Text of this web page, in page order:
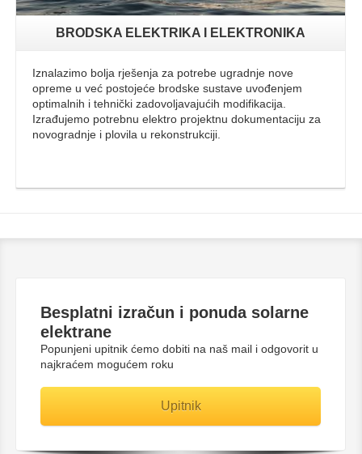
BRODSKA ELEKTRIKA I ELEKTRONIKA
Iznalazimo bolja rješenja za potrebe ugradnje nove
opreme u već postojeće brodske sustave uvođenjem
optimalnih i tehnički zadovoljavajućih modifikacija.
Izrađujemo potrebnu elektro projektnu dokumentaciju za
novogradnje i plovila u rekonstrukciji.
Besplatni izračun i ponuda solarne
elektrane
Popunjeni upitnik ćemo dobiti na naš mail i odgovorit u
najkraćem mogućem roku
Upitnik